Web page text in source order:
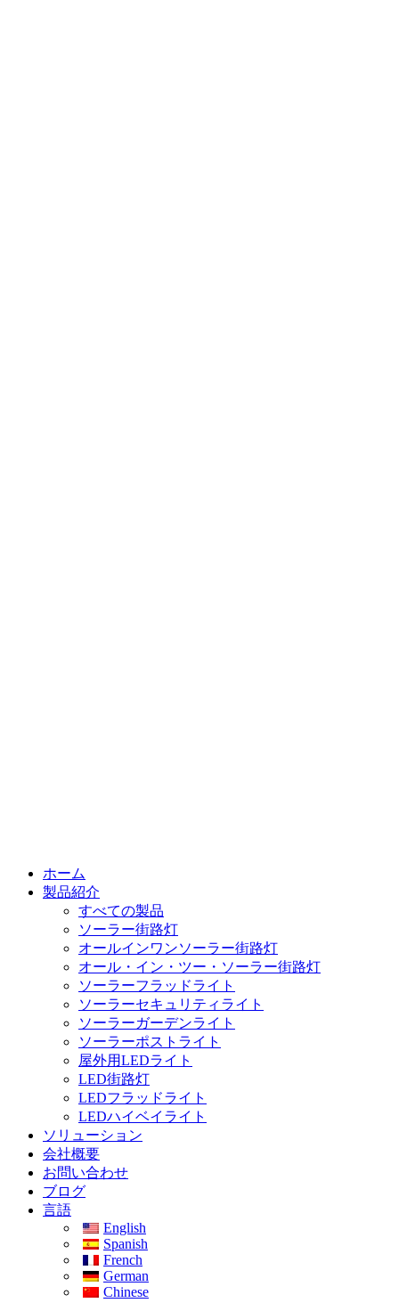
ホーム
製品紹介
すべての製品
ソーラー街路灯
オールインワンソーラー街路灯
オール・イン・ツー・ソーラー街路灯
ソーラーフラッドライト
ソーラーセキュリティライト
ソーラーガーデンライト
ソーラーポストライト
屋外用LEDライト
LED街路灯
LEDフラッドライト
LEDハイベイライト
ソリューション
会社概要
お問い合わせ
ブログ
言語
English
Spanish
French
German
Chinese